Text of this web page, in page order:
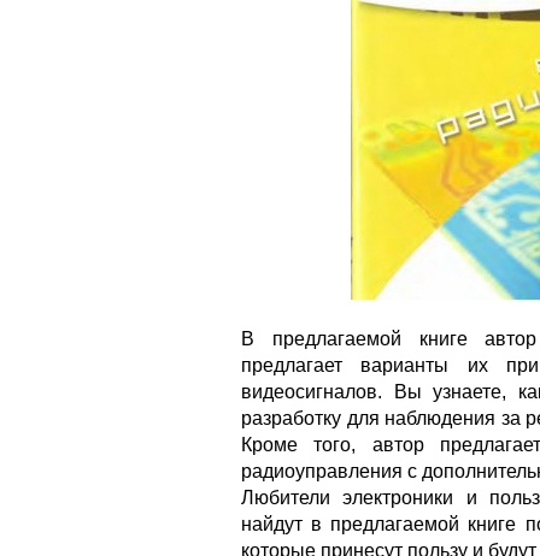
В предлагаемой книге
предлагает варианты их
видеосигналов. Вы узнаете,
разработку для наблюдения за
Кроме того, автор
радиоуправления с
Любители электроники и
найдут в предлагаемой книге
которые принесут пользу и